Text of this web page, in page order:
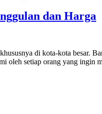
dan Harga
di kota-kota besar.
oleh setiap orang yang